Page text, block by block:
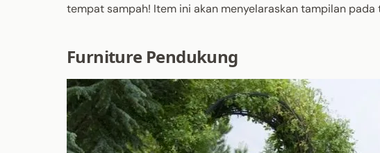
tempat sampah! Item ini akan menyelaraskan tampilan
Furniture Pendukung